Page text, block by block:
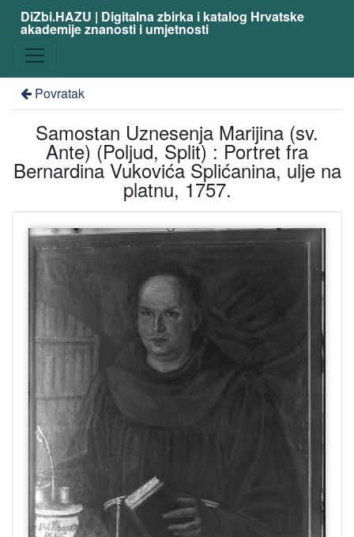
DiZbi.HAZU | Digitalna zbirka i katalog Hrvatske
akademije znanosti i umjetnosti
Povratak
Samostan Uznesenja Marijina (sv.
Ante) (Poljud, Split) : Portret fra
Bernardina Vukovića Splićanina, ulje na
platnu, 1757.